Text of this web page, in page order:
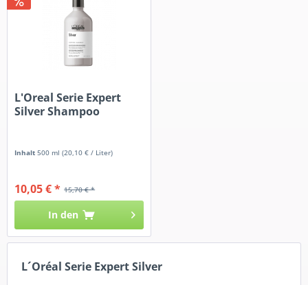
L'Oreal Serie Expert
Silver Shampoo
Inhalt500 ml(20,10 € / Liter)
15,70 € *
10,05 € *
In den
L´Oréal Serie Expert Silver